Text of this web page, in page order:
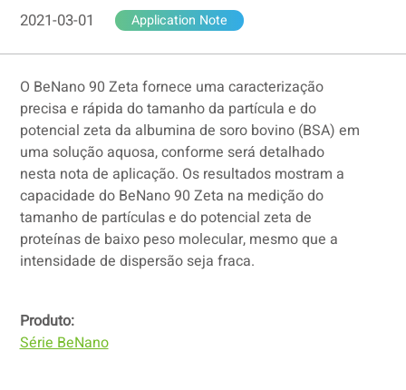
2021-03-01 Application Note
O BeNano 90 Zeta fornece uma caracterização
precisa e rápida do tamanho da partícula e do
potencial zeta da albumina de soro bovino (BSA) em
uma solução aquosa, conforme será detalhado
nesta nota de aplicação. Os resultados mostram a
capacidade do BeNano 90 Zeta na medição do
tamanho de partículas e do potencial zeta de
proteínas de baixo peso molecular, mesmo que a
intensidade de dispersão seja fraca.
Produto:
Série BeNano